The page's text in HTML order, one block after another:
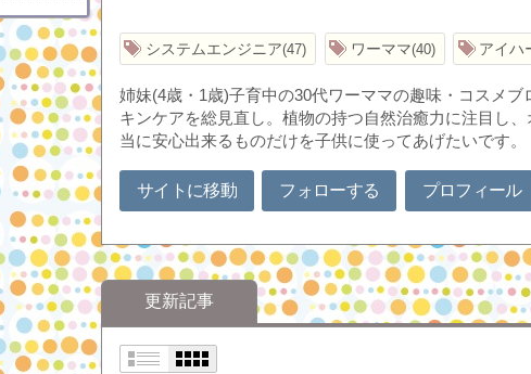
システムエンジニア 47 ワーママ 40 アイハ
姉妹(4歳・1歳)子育中の30代ワーママの趣味・コスメ
キンケアを総見直し。植物の持つ自然治癒力に注目し
当に安心出来るものだけを子供に使ってあげたいです。
サイトに移動 フォローする プロフィール
更新記事